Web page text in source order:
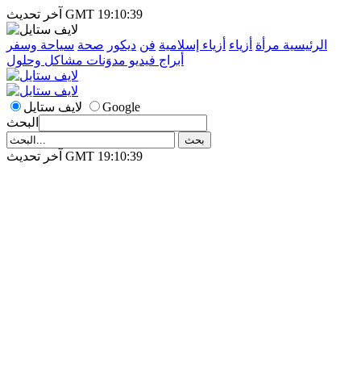
آخر تحديث GMT 19:10:39
الرئيسية مرأة أزياء أزياء إسلامية فن ديكور صحة سياحة وسفر
أبراج فيديو مدوَنات مشاكل وحلول
لايف ستايل
Google
البحث
آخر تحديث GMT 19:10:39